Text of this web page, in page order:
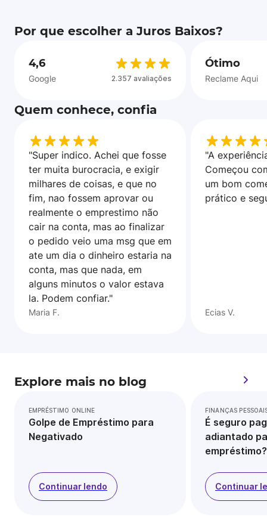
Por que escolher a Juros Baixos?
4,6
Google 2.357 avaliações
Ótimo
Reclame Aqui
Quem conhece, confia
"Super indico. Achei que fosse
ter muita burocracia, e exigir
milhares de coisas, e que no
fim, nao fossem aprovar ou
realmente o emprestimo não
cair na conta, mas ao finalizar
o pedido veio uma msg que em
ate um dia o dinheiro estaria na
conta, mas que nada, em
alguns minutos o valor estava
la. Podem confiar."
Maria F.
"A
Começou
um bom
prático e
Ecias V.
Explore mais no blog
EMPRÉSTIMO ONLINE
Golpe de Empréstimo para
Negativado
Continuar lendo
FINANÇAS
É seguro
adiantado
empréstimo?
Continuar